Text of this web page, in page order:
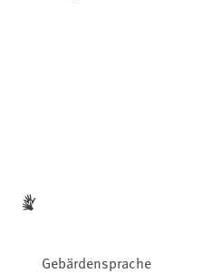
Gebärdensprache